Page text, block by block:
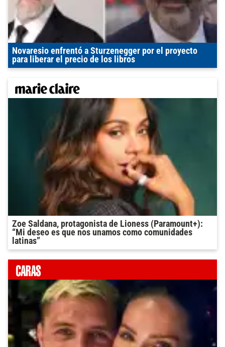
Novaresio enfrentó a Sturzenegger por el proyecto
para liberar el precio de los libros
Zoe Saldana, protagonista de Lioness (Paramount+):
“Mi deseo es que nos unamos como comunidades
latinas”